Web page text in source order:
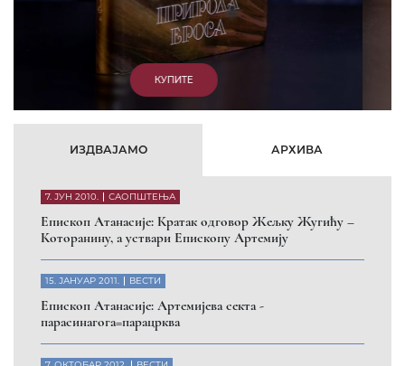
КУПИТЕ
ИЗДВАЈАМО АРХИВА
7. ЈУН 2010. САОПШТЕЊА
Eпископ Атанасије: Кратак одговор Жељку Жугићу –
Которанину, а уствари Епископу Артемију
15. ЈАНУАР 2011. ВЕСТИ
Eпископ Атанасије: Артемијева секта -
парасинагога=парацрква